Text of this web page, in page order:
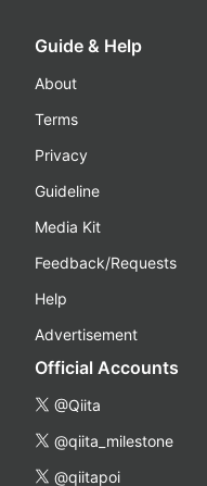
Guide & Help
About
Terms
Privacy
Guideline
Media Kit
Feedback/Requests
Help
Advertisement
Official Accounts
@Qiita
@qiita_milestone
@qiitapoi